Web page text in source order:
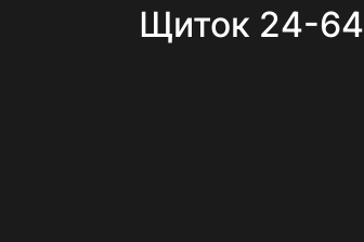
Щиток 24-